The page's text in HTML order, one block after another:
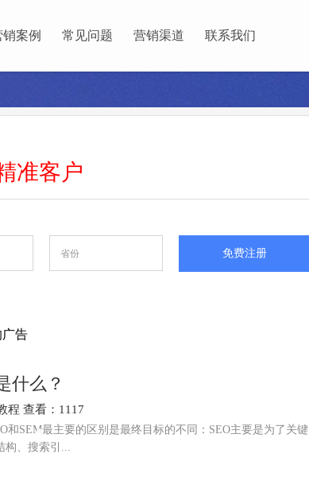
销案例 常见问题 营销渠道 联系我们
准客户
免费注册
告
什么？
程 查看：1117
和SEM最主要的区别是最终目标的不同：SEO主要是为了关键
构、搜索引...